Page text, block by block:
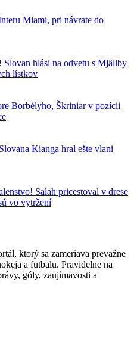
Miami, pri návrate do
hlási na odvetu s Mjällby
lístkov
Borbélyho, Škriniar v pozícii
Kianga hral ešte vlani
Salah pricestoval v drese
vo vytržení
ktorý sa zameriava prevažne
a futbalu. Pravidelne na
góly, zaujímavosti a